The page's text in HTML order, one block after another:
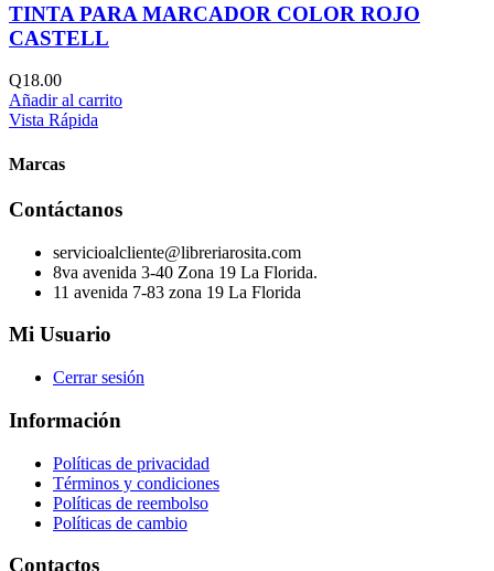
TINTA PARA MARCADOR COLOR ROJO
CASTELL
Q18.00
Añadir al carrito
Vista Rápida
Marcas
Contáctanos
servicioalcliente@libreriarosita.com
8va avenida 3-40 Zona 19 La Florida.
11 avenida 7-83 zona 19 La Florida
Mi Usuario
Cerrar sesión
Información
Políticas de privacidad
Términos y condiciones
Políticas de reembolso
Políticas de cambio
Contactos